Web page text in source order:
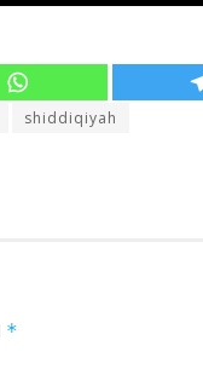
shiddiqiyah
*